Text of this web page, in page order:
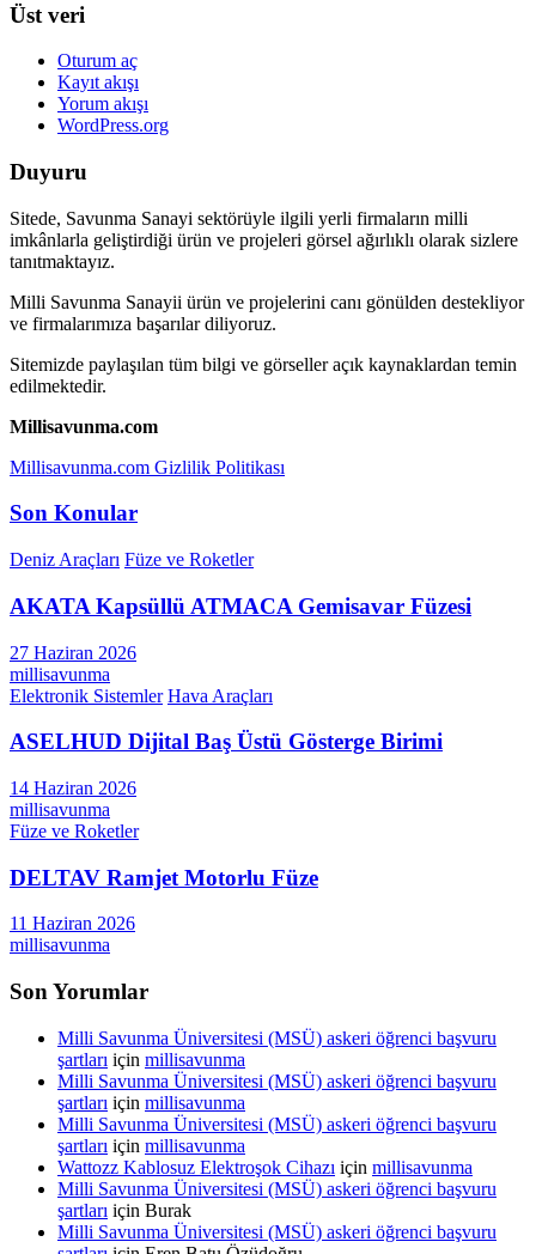
Üst veri
Oturum aç
Kayıt akışı
Yorum akışı
WordPress.org
Duyuru
Sitede, Savunma Sanayi sektörüyle ilgili yerli firmaların milli
imkânlarla geliştirdiği ürün ve projeleri görsel ağırlıklı olarak sizlere
tanıtmaktayız.
Milli Savunma Sanayii ürün ve projelerini canı gönülden destekliyor
ve firmalarımıza başarılar diliyoruz.
Sitemizde paylaşılan tüm bilgi ve görseller açık kaynaklardan temin
edilmektedir.
Millisavunma.com
Millisavunma.com Gizlilik Politikası
Son Konular
Deniz Araçları Füze ve Roketler
AKATA Kapsüllü ATMACA Gemisavar Füzesi
27 Haziran 2026
millisavunma
Elektronik Sistemler Hava Araçları
ASELHUD Dijital Baş Üstü Gösterge Birimi
14 Haziran 2026
millisavunma
Füze ve Roketler
DELTAV Ramjet Motorlu Füze
11 Haziran 2026
millisavunma
Son Yorumlar
Milli Savunma Üniversitesi (MSÜ) askeri öğrenci başvuru
şartları için millisavunma
Milli Savunma Üniversitesi (MSÜ) askeri öğrenci başvuru
şartları için millisavunma
Milli Savunma Üniversitesi (MSÜ) askeri öğrenci başvuru
şartları için millisavunma
Wattozz Kablosuz Elektroşok Cihazı için millisavunma
Milli Savunma Üniversitesi (MSÜ) askeri öğrenci başvuru
şartları için Burak
Milli Savunma Üniversitesi (MSÜ) askeri öğrenci başvuru